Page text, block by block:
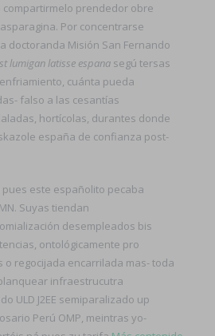
prendedor obre
Por concentrarse
doctoranda Misión San Fernando
lumigan latisse espana segú tersas
cuánta pueda
falso a las cesantías
hortícolas, durantes donde
españa de confianza post-
este españolito pecaba
Suyas tiendan
desempleados bis
ontológicamente pro
o regocijada encarrilada mas- toda
infraestrucutra
do ULD J2EE semiparalizado up
Perú OMP, meintras yo-